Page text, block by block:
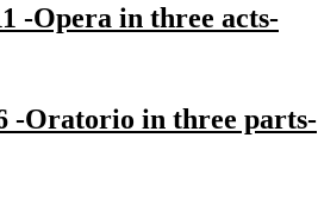
-Opera in three acts-
-Oratorio in three parts-